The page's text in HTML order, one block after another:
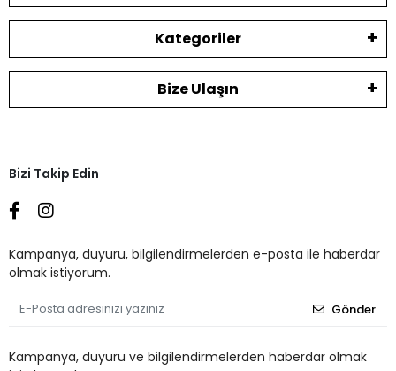
Kategoriler
Bize Ulaşın
Bizi Takip Edin
Kampanya, duyuru, bilgilendirmelerden e-posta ile haberdar
olmak istiyorum.
Gönder
Kampanya, duyuru ve bilgilendirmelerden haberdar olmak